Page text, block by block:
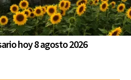
hoy 8 agosto 2026